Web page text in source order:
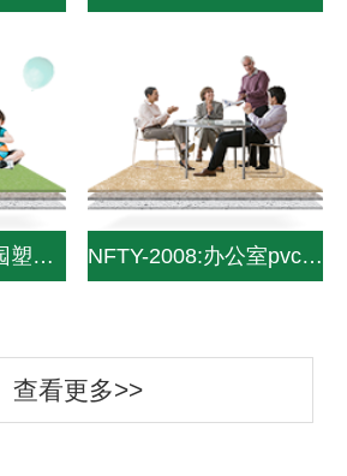
NFTY-2007:幼儿园塑胶地板|幼儿园塑胶地面|幼儿园pvc地板|pvc儿童地板—中山南方pvc塑 NFTY-2008:办公室pvc塑胶地板|pvc办公室用地板|办公地板-中山南方pvc塑胶地板
查看更多>>